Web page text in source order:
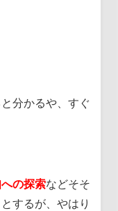
分かるや、すぐ
の探索などそそ
するが、やはり